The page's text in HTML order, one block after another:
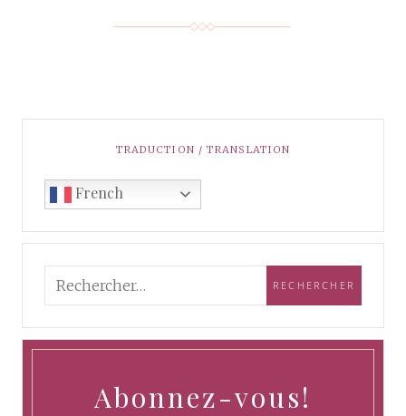
TRADUCTION / TRANSLATION
French
Abonnez-vous!